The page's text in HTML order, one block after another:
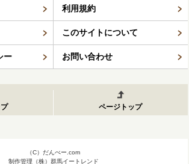
利用規約
このサイトについて
ー お問い合わせ
ページトップ
（C）だんべー.com
制作管理（株）群馬イートレンド